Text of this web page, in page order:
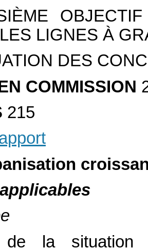
LIGNES À
DES
COMMISSION
215
de la situation